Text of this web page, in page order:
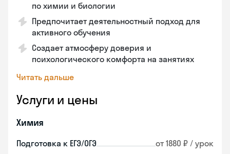
по химии и биологии
Предпочитает деятельностный подход для
активного обучения
Создает атмосферу доверия и
психологического комфорта на занятиях
Читать дальше
Услуги и цены
Химия
Подготовка к ЕГЭ/ОГЭ от 1880 ₽ / урок